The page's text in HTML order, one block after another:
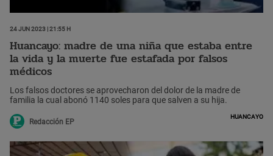
24 Jun 2023 | 21:55 h
Huancayo: madre de una niña que estaba entre
la vida y la muerte fue estafada por falsos
médicos
Los falsos doctores se aprovecharon del dolor de la madre de
familia la cual abonó 1140 soles para que salven a su hija.
Redacción EP
Huancayo